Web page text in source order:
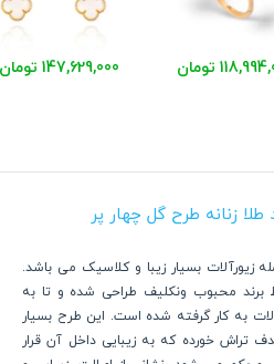
تومان 147,629,000 تومان
زنانه طرح گل چهار پر
زیورآلات بسیار زیبا و کلاسیک می باشد.
میلادی توسط برند محبوب ونکلیف طراحی شده و تا به
به کار گرفته شده است. این طرح بسیار
تراش خورده که به زیبایی داخل آن قرار